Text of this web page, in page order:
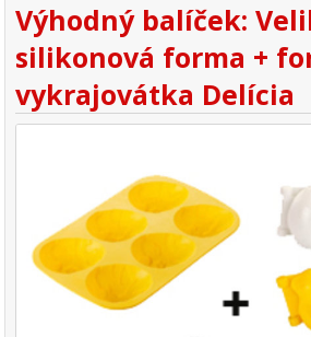
Výhodný balíček:
silikonová forma +
vykrajovátka Delícia